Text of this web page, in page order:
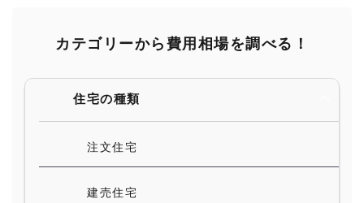
カテゴリーから費用相場を調べる！
住宅の種類
注文住宅
建売住宅